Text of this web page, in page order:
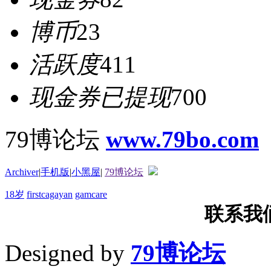
博币23
活跃度411
现金券已提现700
79博论坛 www.79bo.com
Archiver|手机版|小黑屋| 79博论坛
18岁 firstcagayan gamcare
联系我
Designed by 79博论坛